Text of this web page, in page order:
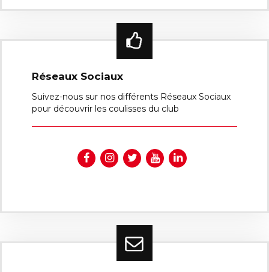
Réseaux Sociaux
Suivez-nous sur nos différents Réseaux Sociaux
pour découvrir les coulisses du club